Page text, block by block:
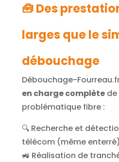
🧰 Des
larges que le
débouchage
Débouchage-
en charge complètede
problématique fibre :
🔍 Recherche et
télécom (même enterré)
🚜 Réalisation de